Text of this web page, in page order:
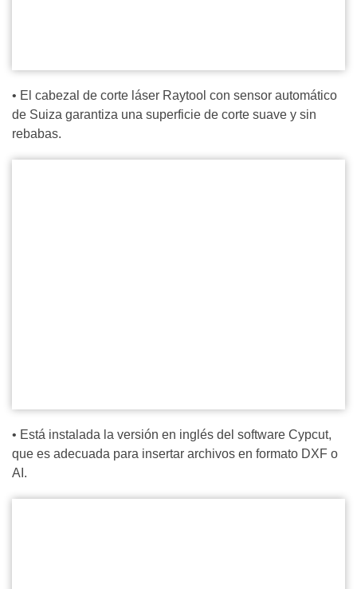
• El cabezal de corte láser Raytool con sensor automático
de Suiza garantiza una superficie de corte suave y sin
rebabas.
• Está instalada la versión en inglés del software Cypcut,
que es adecuada para insertar archivos en formato DXF o
AI.